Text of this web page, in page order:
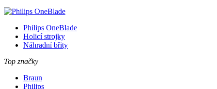
Philips OneBlade
Holicí strojky
Náhradní břity
Top značky
Braun
Philips